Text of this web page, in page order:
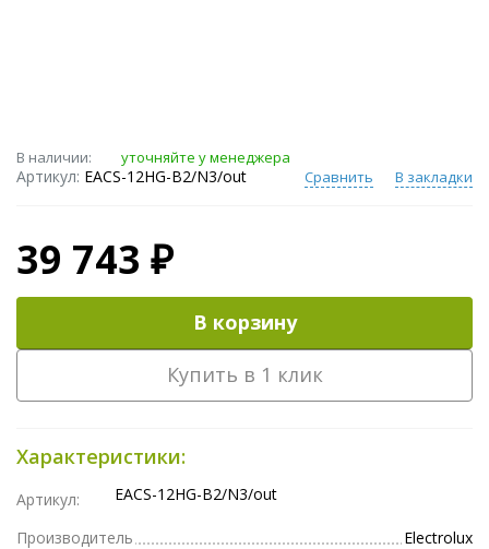
В наличии: уточняйте у менеджера
Артикул: EACS-12HG-B2/N3/out Сравнить В закладки
39 743 ₽
В корзину
Купить в 1 клик
Характеристики:
Артикул: EACS-12HG-B2/N3/out
Производитель
Electrolux